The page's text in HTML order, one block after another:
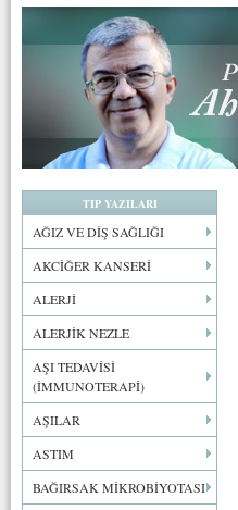
TIP YAZILARI
AĞIZ VE DİŞ SAĞLIĞI
AKCİĞER KANSERİ
ALERJİ
ALERJİK NEZLE
AŞI TEDAVİSİ
(İMMUNOTERAPİ)
AŞILAR
ASTIM
BAĞIRSAK MİKROBİYOTASI